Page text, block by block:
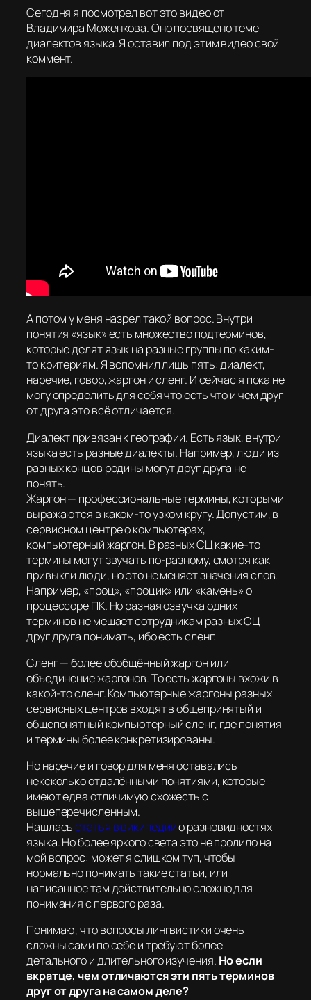
Сегодня я посмотрел вот это видео от
Владимира Моженкова. Оно посвящено теме
диалектов языка. Я оставил под этим видео свой
коммент.
А потом у меня назрел такой вопрос. Внутри
понятия «язык» есть множество подтерминов,
которые делят язык на разные группы по каким-
то критериям. Я вспомнил лишь пять: диалект,
наречие, говор, жаргон и сленг. И сейчас я пока не
могу определить для себя что есть что и чем друг
от друга это всё отличается.
Диалект привязан к географии. Есть язык, внутри
языка есть разные диалекты. Например, люди из
разных концов родины могут друг друга не
понять.
Жаргон — профессиональные термины, которыми
выражаются в каком-то узком кругу. Допустим, в
сервисном центре о компьютерах,
компьютерный жаргон. В разных СЦ какие-то
термины могут звучать по-разному, смотря как
привыкли люди, но это не меняет значения слов.
Например, «проц», «процик» или «камень» о
процессоре ПК. Но разная озвучка одних
терминов не мешает сотрудникам разных СЦ
друг друга понимать, ибо есть сленг.
Сленг — более обобщённый жаргон или
объединение жаргонов. То есть жаргоны вхожи в
какой-то сленг. Компьютерные жаргоны разных
сервисных центров входят в общепринятый и
общепонятный компьютерный сленг, где понятия
и термины более конкретизированы.
Но наречие и говор для меня оставались
нексколько отдалёнными понятиями, которые
имеют едва отличимую схожесть с
вышеперечисленным.
Нашласьстатья в википедиио разновидностях
языка. Но более яркого света это не пролило на
мой вопрос: может я слишком туп, чтобы
нормально понимать такие статьи, или
написанное там действительно сложно для
понимания с первого раза.
Понимаю, что вопросы лингвистики очень
сложны сами по себе и требуют более
детального и длительного изучения. Но если
вкратце, чем отличаются эти пять терминов
друг от друга на самом деле?